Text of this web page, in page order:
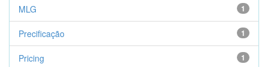
1
MLG
1
Precificação
1
Pricing